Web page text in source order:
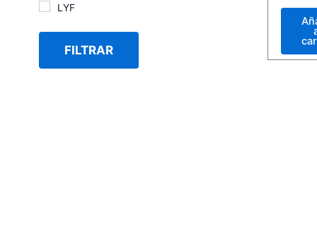
LYF
FILTRAR
0